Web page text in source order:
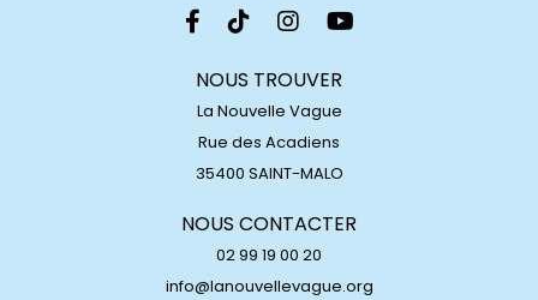
NOUS TROUVER
La Nouvelle Vague
Rue des Acadiens
35400 SAINT-MALO
NOUS CONTACTER
02 99 19 00 20
info@lanouvellevague.org